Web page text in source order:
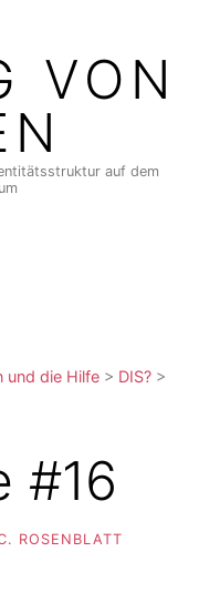
VON
auf dem
und die Hilfe > DIS? >
#16
ROSENBLATT